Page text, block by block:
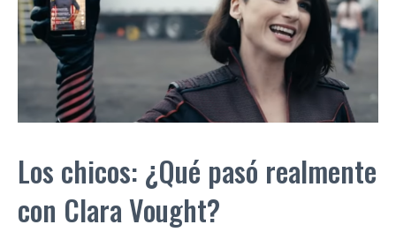
Los chicos: ¿Qué pasó realmente
con Clara Vought?